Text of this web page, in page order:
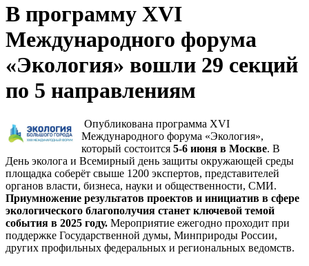
В программу XVI
Международного форума
«Экология» вошли 29 секций
по 5 направлениям
Опубликована программа XVI
Международного форума «Экология»,
который состоится 5-6 июня в Москве. В
День эколога и Всемирный день защиты окружающей среды
площадка соберёт свыше 1200 экспертов, представителей
органов власти, бизнеса, науки и общественности, СМИ.
Приумножение результатов проектов и инициатив в сфере
экологического благополучия станет ключевой темой
события в 2025 году. Мероприятие ежегодно проходит при
поддержке Государственной думы, Минприроды России,
других профильных федеральных и региональных ведомств.